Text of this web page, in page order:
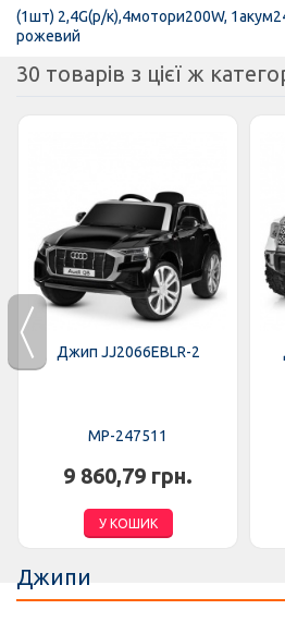
(1шт) 2,4G(р/к),4мотори200W,
рожевий
30 товарів з цієї ж
Джип JJ2066EBLR-2
MP-247511
9 860,79 грн.
У КОШИК
Джипи